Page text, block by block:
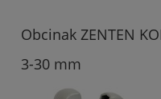
Obcinak ZENTEN
3-30 mm